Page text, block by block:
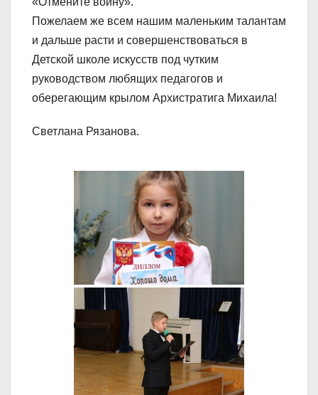
Пожелаем же всем нашим маленьким талантам
и дальше расти и совершенствоваться в
Детской школе искусств под чутким
руководством любящих педагогов и
оберегающим крылом Архистратига Михаила!
Светлана Рязанова.